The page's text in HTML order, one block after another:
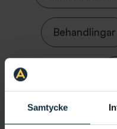
Samtycke
Behandlingar